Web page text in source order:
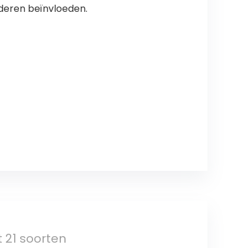
beïnvloeden.
soorten